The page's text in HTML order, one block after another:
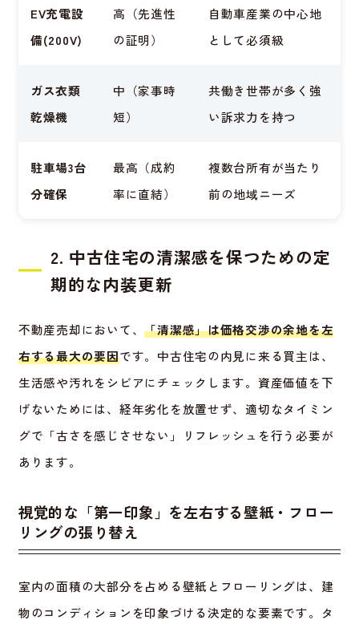
EV充電設
備(200V)
高（先進性
の証明）
自動車産業の中心地
として必須級
ガス衣類
乾燥機
中（家事時
短）
共働き世帯が多く強
い訴求力を持つ
駐車場3台
分確保
最高（成約
率に直結）
複数台所有が当たり
前の地域ニーズ
2. 中古住宅の清潔感を保つための定
期的な内装更新
不動産売却において、「清潔感」は価格交渉の余地を左
右する最大の要因です。中古住宅の内見に来る買主は、
生活感や汚れをシビアにチェックします。資産価値を下
げないためには、経年劣化を放置せず、適切なタイミン
グで「古さを感じさせない」リフレッシュを行う必要が
あります。
視覚的な「第一印象」を左右する壁紙・フロー
リングの張り替え
室内の面積の大部分を占める壁紙とフローリングは、建
物のコンディションを印象づける決定的な要素です。タ